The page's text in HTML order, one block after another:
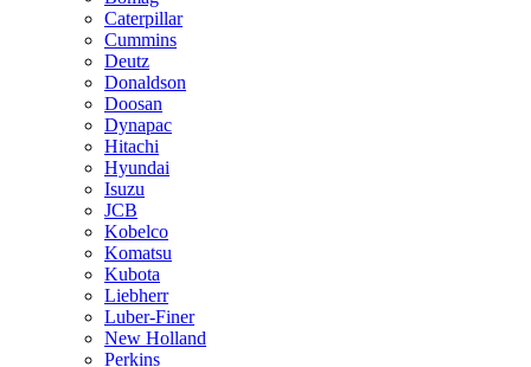
Caterpillar
Cummins
Deutz
Donaldson
Doosan
Dynapac
Hitachi
Hyundai
Isuzu
JCB
Kobelco
Komatsu
Kubota
Liebherr
Luber-Finer
New Holland
Perkins